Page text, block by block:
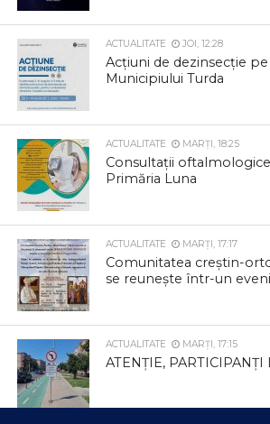
ACTUALITATE JOI, 12:28
Acțiuni de dezinsecție pe
Municipiului Turda
ACTUALITATE MARȚI, 18:25
Consultații
Primăria Luna
ACTUALITATE MARȚI, 17:17
Comunitatea creștin-
se reunește într-un
ACTUALITATE MARȚI, 17:15
ATENȚIE, PARTICIPANȚI